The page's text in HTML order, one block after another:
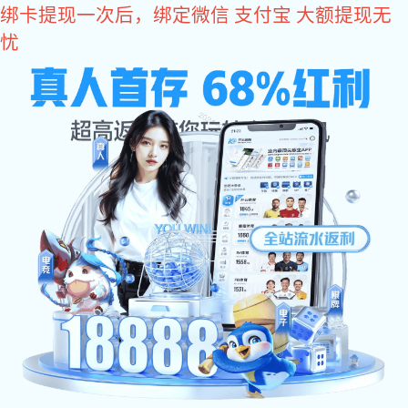
新航娱乐
东莞市HOME-新航(娱乐)平台-官方授权注册服务中心! -
pgxh
20年专注起子头、五金电子生产供应商
新航娱乐:
网站新
航娱乐
产品中心 新航娱乐 资讯 合作伙伴
生产设备 在线留言 走进固德 联系固德
» 产品中心 » 新航娱乐:SH1/4(SH6.35)系列
SH6.35一字批咀